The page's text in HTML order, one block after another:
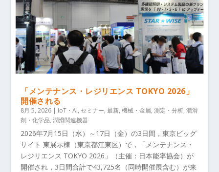
「メンテナンス・レジリエンス TOKYO 2026」
開催される
8月 5, 2026 | IoT・AI, セミナー,最新,機械・金属,測定・分析,潤滑
剤・化学品,潤滑関連機器
2026年7月15日（水）～17日（金）の3日間，東京ビッグ
サイト 東展示棟（東京都江東区）で，「メンテナンス・
レジリエンス TOKYO 2026」（主催：日本能率協会）が
開催され，3日間合計で43,725名（同時開催展含む）が来